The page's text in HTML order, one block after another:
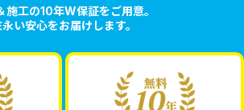
施工の10年W保証をご用意。
い安心をお届けします。